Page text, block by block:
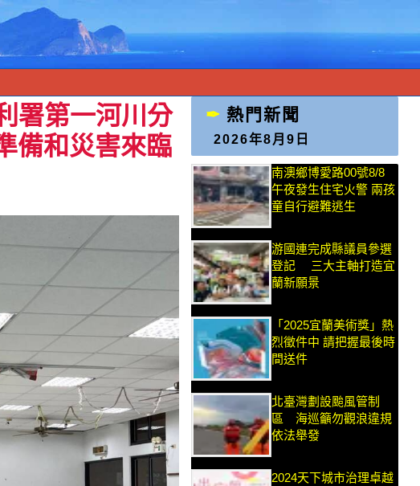
署第一河川分
備和災害來臨
熱門新聞
2026年8月9日
南澳鄉博愛路00號8/8
午夜發生住宅火警 兩孩
童自行避難逃生
游國連完成縣議員參選
登記 三大主軸打造宜
蘭新願景
「2025宜蘭美術獎」熱
烈徵件中 請把握最後時
間送件
北臺灣劃設颱風管制
區 海巡籲勿觀浪違規
依法舉發
2024天下城市治理卓越